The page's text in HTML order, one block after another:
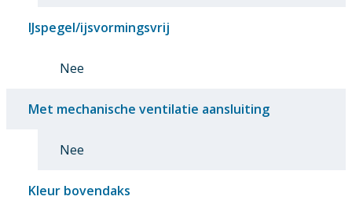
IJspegel/ijsvormingsvrij
Nee
Met mechanische ventilatie aansluiting
Nee
Kleur bovendaks